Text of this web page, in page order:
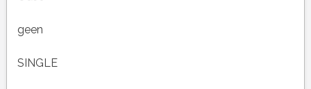
geen
SINGLE